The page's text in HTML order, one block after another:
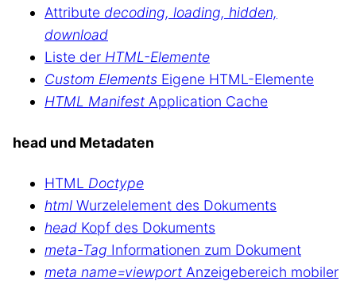
Attribute decoding, loading, hidden,
download
Liste der HTML-Elemente
Custom Elements Eigene HTML-Elemente
HTML Manifest Application Cache
head und Metadaten
HTML Doctype
html Wurzelelement des Dokuments
head Kopf des Dokuments
meta-Tag Informationen zum Dokument
meta name=viewport Anzeigebereich mobiler